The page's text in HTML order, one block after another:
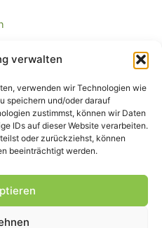
verwalten
verwenden wir Technologien wie
speichern und/oder darauf
zustimmst, können wir Daten
IDs auf dieser Website verarbeiten.
oder zurückziehst, können
beeinträchtigt werden.
ab 35 EUR (DE) und
verpackt!